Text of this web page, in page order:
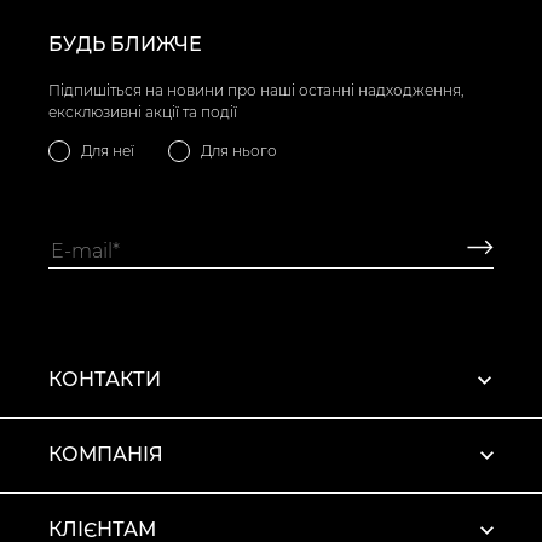
БУДЬ БЛИЖЧЕ
Підпишіться на новини про наші останні надходження,
ексклюзивні акції та події
Для неї Для нього
КОНТАКТИ
КОМПАНІЯ
КЛІЄНТАМ